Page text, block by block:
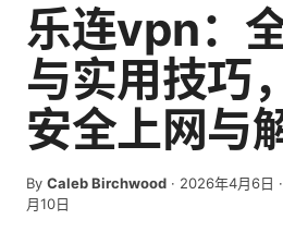
乐连vpn：
与实用技巧
安全上网与
By Caleb Birchwood · 2026年4月6日 ·
月10日